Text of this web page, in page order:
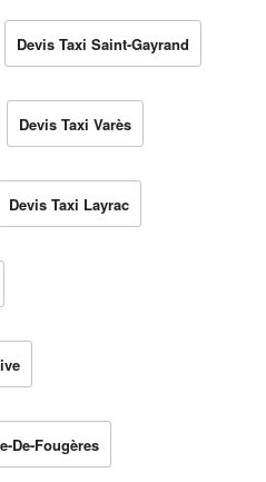
Devis Taxi Saint-Gayrand
Devis Taxi Varès
Devis Taxi Layrac
De-Fougères